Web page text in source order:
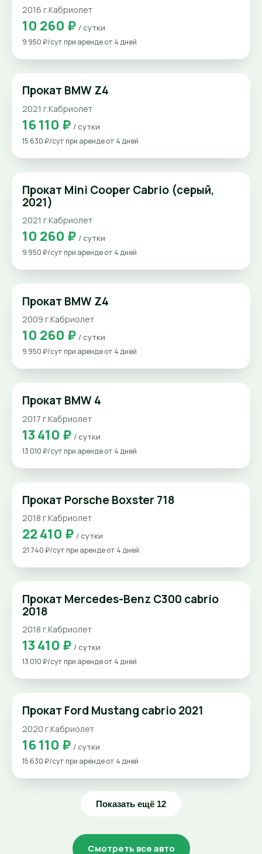
2016 г. Кабриолет
10 260 ₽ / сутки
9 950 ₽/сут при аренде от 4 дней
Прокат BMW Z4
2021 г.Кабриолет
16 110 ₽ / сутки
15 630 ₽/сут при аренде от 4 дней
Прокат Mini Cooper Cabrio (серый,
2021)
2021 г.Кабриолет
10 260 ₽ / сутки
9 950 ₽/сут при аренде от 4 дней
Прокат BMW Z4
2009 г.Кабриолет
10 260 ₽ / сутки
9 950 ₽/сут при аренде от 4 дней
Прокат BMW 4
2017 г. Кабриолет
13 410 ₽ / сутки
13 010 ₽/сут при аренде от 4 дней
Прокат Porsche Boxster 718
2018 г.Кабриолет
22 410 ₽ / сутки
21 740 ₽/сут при аренде от 4 дней
Прокат Mercedes-Benz C300 cabrio
2018
2018 г.Кабриолет
13 410 ₽ / сутки
13 010 ₽/сут при аренде от 4 дней
Прокат Ford Mustang cabrio 2021
2020 г. Кабриолет
16 110 ₽ / сутки
15 630 ₽/сут при аренде от 4 дней
Показать ещё 12
Смотреть все авто